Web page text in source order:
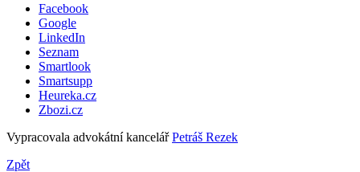
Facebook
Google
LinkedIn
Seznam
Smartlook
Smartsupp
Heureka.cz
Zbozi.cz
Vypracovala advokátní kancelářPetráš Rezek
Zpět